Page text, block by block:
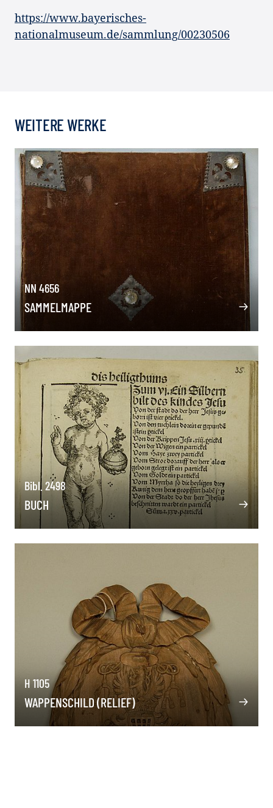
https://www.bayerisches-
nationalmuseum.de/sammlung/00230506
WEITERE WERKE
NN 4656
SAMMELMAPPE
Bibl. 2498
BUCH
H 1105
WAPPENSCHILD (RELIEF)